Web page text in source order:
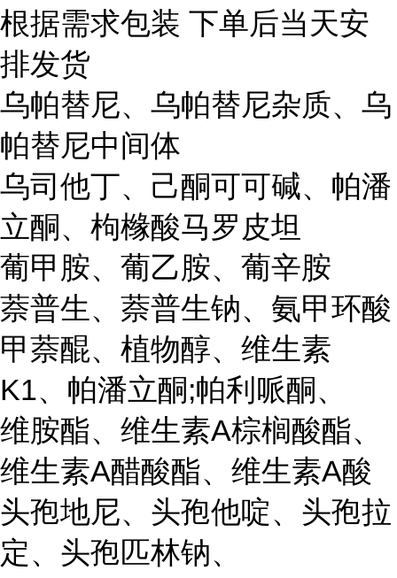
根据需求包装 下单后当天安
排发货
乌帕替尼、乌帕替尼杂质、乌
帕替尼中间体
乌司他丁、己酮可可碱、帕潘
立酮、枸橼酸马罗皮坦
葡甲胺、葡乙胺、葡辛胺
萘普生、萘普生钠、氨甲环酸
甲萘醌、植物醇、维生素
K1、帕潘立酮;帕利哌酮、
维胺酯、维生素A棕榈酸酯、
维生素A醋酸酯、维生素A酸
头孢地尼、头孢他啶、头孢拉
定、头孢匹林钠、